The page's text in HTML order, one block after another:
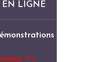
EN LIGNE
=>